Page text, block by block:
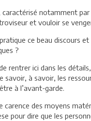
notamment par
et vouloir se
ce beau discours
?
rentrer ici dans les
à savoir, les
à l’avant-garde.
carence des moyens
pour dire que les